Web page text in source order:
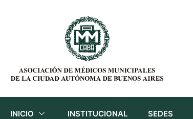
INICIO INSTITUCIONAL SEDES